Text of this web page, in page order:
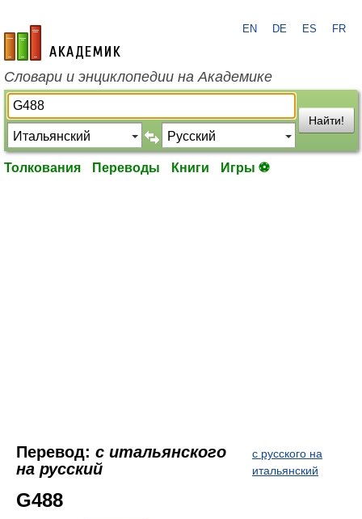
academic.ru
EN DE ES FR
Словари и энциклопедии на Академике
Найти!
Толкования Переводы Книги Игры ⚽
Перевод: с итальянского
на русский
с русского на
итальянский
G488